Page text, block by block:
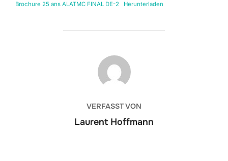
Brochure 25 ans ALATMC FINAL DE-2
Herunterladen
BEITRAGSAUTOR
VERFASST VON
Laurent Hoffmann